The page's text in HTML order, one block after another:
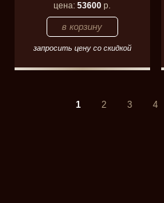
цена:53600 р.
запросить цену со скидкой
1 2 3 4